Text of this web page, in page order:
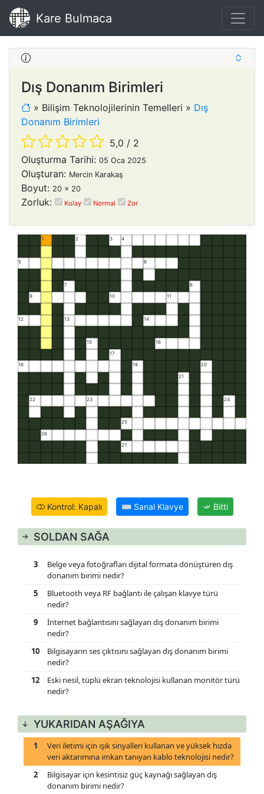
Kare Bulmaca
Dış Donanım Birimleri
» Bilişim Teknolojilerinin Temelleri » Dış
Donanım Birimleri
5,0 / 2
Oluşturma Tarihi: 05 Oca 2025
Oluşturan: Mercin Karakaş
Boyut: 20 x 20
Zorluk: Kolay Normal Zor
5
12
18
9
22
1
26
7
13
2
15
23
3
10
17
4
25
27
19
6
14
16
11
21
8
20
24
Kontrol: Kapalı ⌨Sanal Klavye Bitti
SOLDAN SAĞA
3
Belge veya fotoğrafları dijital formata dönüştüren dış
donanım birimi nedir?
5
Bluetooth veya RF bağlantı ile çalışan klavye türü
nedir?
9
İnternet bağlantısını sağlayan dış donanım birimi
nedir?
10
Bilgisayarın ses çıktısını sağlayan dış donanım birimi
nedir?
12
Eski nesil, tüplü ekran teknolojisi kullanan monitör türü
nedir?
donanım birimi nedir?
14
Sıvı kristal ekran teknolojisi kullanan ince ve hafif
monitör türü nedir?
16
Bilgisayarda işaretleme ve tıklama işlemleri için
kullanılan dış donanım birimi nedir?
YUKARIDAN AŞAĞIYA
1
Veri iletimi için ışık sinyalleri kullanan ve yüksek hızda
veri aktarımına imkan tanıyan kablo teknolojisi nedir?
2
Bilgisayar için kesintisiz güç kaynağı sağlayan dış
donanım birimi nedir?